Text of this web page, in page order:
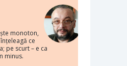
monoton,
ce
pe scurt – e ca
minus.